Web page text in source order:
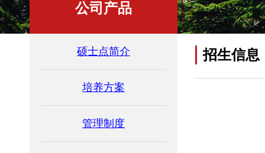
公司产品
硕士点简介
培养方案
管理制度
招生信息